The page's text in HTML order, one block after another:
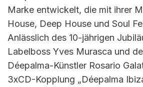
Marke entwickelt, die mit ihrer
House, Deep House und Soul
Anlässlich des 10-jährigen
Labelboss Yves Murasca und
Déepalma-Künstler Rosario
3xCD-Kopplung „Déepalma